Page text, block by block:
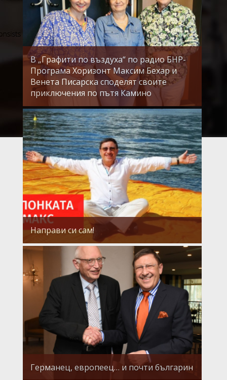
В „Графити по въздуха“ по радио БНР-
Програма Хоризонт Максим Бехар и
Венета Писарска споделят своите
приключения по пътя Камино
Направи си сам!
Германец, европеец… и почти българин